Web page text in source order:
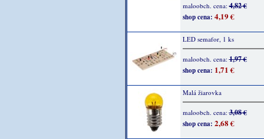
maloobch. cena:4,82 €
shop cena: 4,19 €
LED semafor, 1 ks
maloobch. cena:1,97 €
shop cena: 1,71 €
Malá žiarovka
maloobch. cena:3,08 €
shop cena: 2,68 €